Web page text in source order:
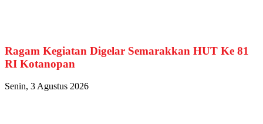
Ragam Kegiatan Digelar Semarakkan HUT Ke 81
RI Kotanopan
Senin, 3 Agustus 2026